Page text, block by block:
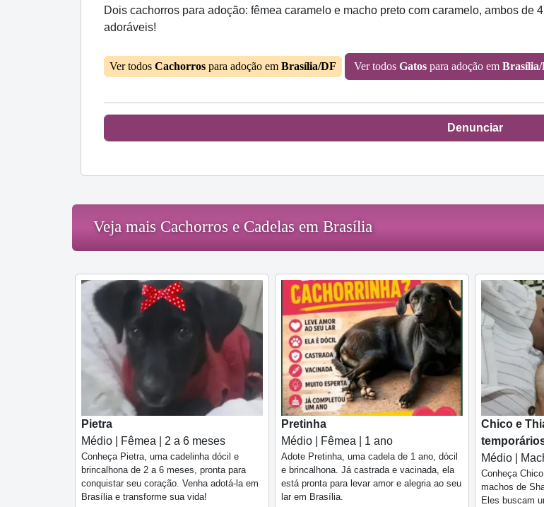
Dois cachorros para adoção: fêmea caramelo e macho preto com caramelo, ambos
adoráveis!
Ver todos Cachorros para adoção em Brasília/DF Ver todos Gatos para adoção em Brasília/
Denunciar
Veja mais Cachorros e Cadelas em Brasília
Pietra
Médio | Fêmea | 2 a 6 meses
Conheça Pietra, uma cadelinha dócil e
brincalhona de 2 a 6 meses, pronta para
conquistar seu coração. Venha adotá-la em
Brasília e transforme sua vida!
Pretinha
Médio | Fêmea | 1 ano
Adote Pretinha, uma cadela de 1 ano, dócil
e brincalhona. Já castrada e vacinada, ela
está pronta para levar amor e alegria ao seu
lar em Brasília.
Chico e
Médio |
Conheça
machos de
Eles buscam